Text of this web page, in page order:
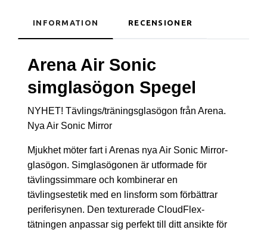
INFORMATION RECENSIONER
Arena Air Sonic
simglasögon Spegel
NYHET! Tävlings/träningsglasögon från Arena.
Nya Air Sonic Mirror
Mjukhet möter fart i Arenas nya Air Sonic Mirror-
glasögon. Simglasögonen är utformade för
tävlingssimmare och kombinerar en
tävlingsestetik med en linsform som förbättrar
periferisynen. Den texturerade CloudFlex-
tätningen anpassar sig perfekt till ditt ansikte för